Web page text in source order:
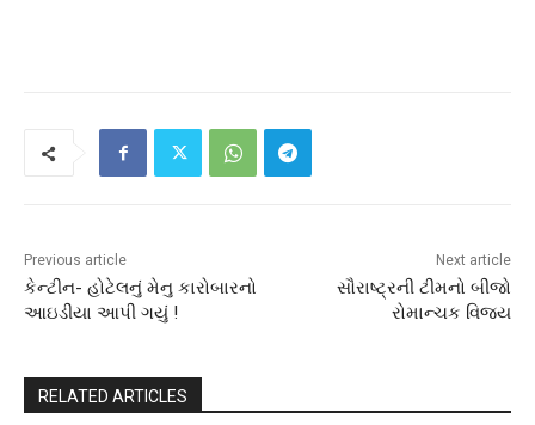
Previous article
કેન્ટીન- હોટેલનું મેનુ કારોબારનો
આઇડીયા આપી ગયું !
Next article
સૌરાષ્ટ્રની ટીમનો બીજો
રોમાન્ચક વિજય
RELATED ARTICLES